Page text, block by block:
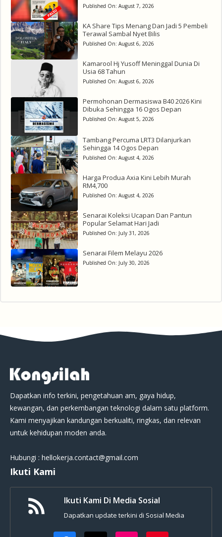
Published On: August 7, 2026
KA Share Tips Menang Dan Jadi 5 Pembeli
Terawal Sambal Nyet Bilis
Published On: August 6, 2026
Kamarool Hj Yusoff Meninggal Dunia Di
Usia 68 Tahun
Published On: August 6, 2026
Permohonan Dermasiswa B40 2026 Kini
Dibuka Sehingga 16 Ogos Depan
Published On: August 5, 2026
Tambang Percuma LRT3 Dilanjurkan
Sehingga 14 Ogos Depan
Published On: August 4, 2026
Harga Produa Axia Kini Lebih Murah
RM4,700
Published On: August 4, 2026
Senarai Koleksi Ucapan Dan Pantun
Popular Selamat Hari Jadi
Published On: July 31, 2026
Senarai Filem Melayu 2026
Published On: July 30, 2026
Dapatkan info terkini, pengetahuan am, gaya hidup,
kewangan, dan perkembangan teknologi dalam satu platform.
Kami menyajikan kandungan berkualiti, ringkas, dan relevan
untuk kehidupan moden anda.
Hubungi : hellokerja.contact@gmail.com
Ikuti Kami
Ikuti Kami Di Media Sosial
Dapatkan update terkini di Sosial Media